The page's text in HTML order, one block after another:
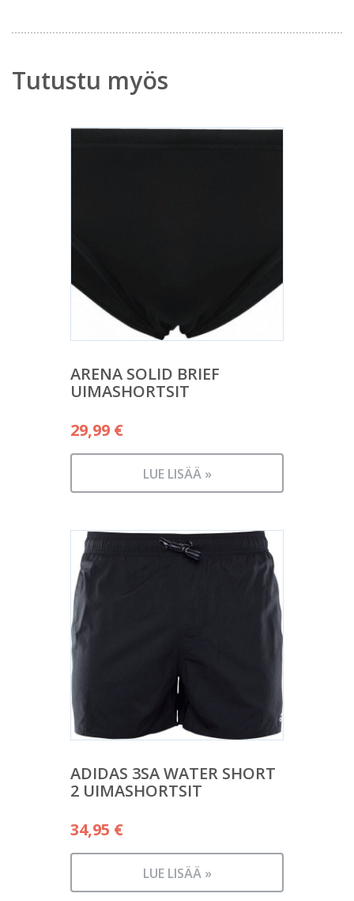
Tutustu myös
ARENA SOLID BRIEF
UIMASHORTSIT
29,99 €
LUE LISÄÄ »
ADIDAS 3SA WATER SHORT
2 UIMASHORTSIT
34,95 €
LUE LISÄÄ »